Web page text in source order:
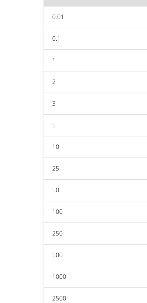
0.01
0.1
1
2
3
5
10
25
50
100
250
500
1000
2500